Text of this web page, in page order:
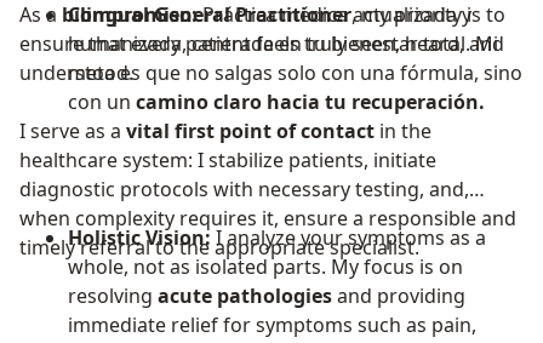
Compromiso:Práctica médica actualizada y
humanizada, centrada en tu bienestar total. Mi
meta es que no salgas solo con una fórmula, sino
con un camino claro hacia tu recuperación.
As a bilingual General Practitioner, my priority is to
ensure that every patient feels truly seen, heard, and
understood.
I serve as a vital first point of contact in the
healthcare system: I stabilize patients, initiate
diagnostic protocols with necessary testing, and,
when complexity requires it, ensure a responsible and
timely referral to the appropriate specialist.
Holistic Vision: I analyze your symptoms as a
whole, not as isolated parts. My focus is on
resolving acute pathologiesand providing
immediate relief for symptoms such as pain,